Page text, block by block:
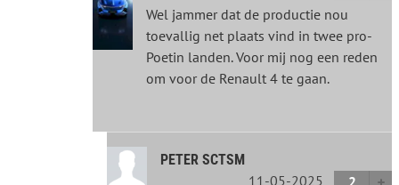
Wel jammer dat de productie nou
toevallig net plaats vind in twee pro-
Poetin landen. Voor mij nog een reden
om voor de Renault 4 te gaan.
PETER SCTSM
11-05-2025
2